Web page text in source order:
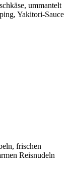
ummantelt
Yakitori-Sauce
frischen
Reisnudeln